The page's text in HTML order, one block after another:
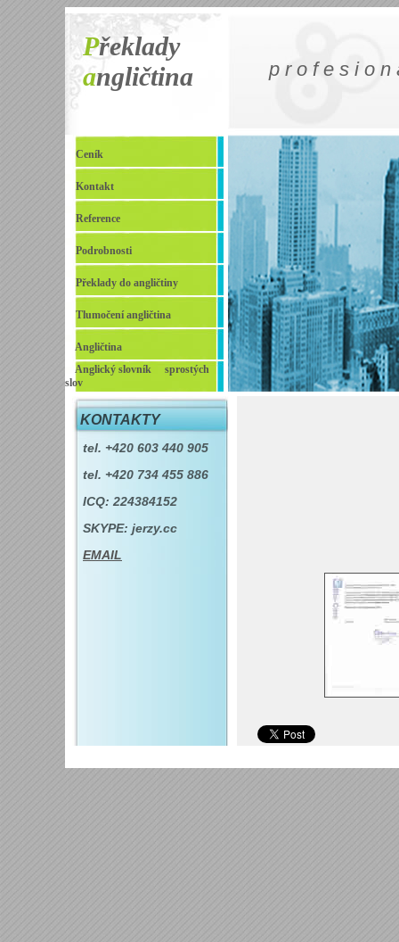
Překlady
angličtina p r o f e s i o
Ceník
Kontakt
Reference
Podrobnosti
Překlady do angličtiny
Tlumočení angličtina
Angličtina
Anglický slovník sprostých
slov
KONTAKTY
tel. +420 603 440 905
tel. +420 734 455 886
ICQ: 224384152
SKYPE: jerzy.cc
EMAIL